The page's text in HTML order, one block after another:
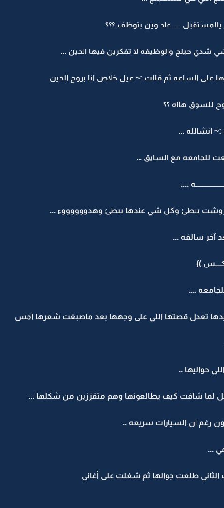
يالمستقبل .... عاد وين بتوظف ؟؟؟
شدي حيلج والوظيفه لا تفكرين فيها الحين ...
على الساعه ثم قالت :~ عيل خلاص انا بروح الحين
للسوق هااه ؟؟
انشالله ...
للجامعه مع السايق ...
....
ببطئ وكل شي عندها ببطئ وهدووووووء ...
آخر سالفه ...
إكــــس ))
....
تعدل قصتها اللي على وجهها بعد ماصبغت شعرها أمس
حواليها ..
لما شافت كيف يطالعونها وهم متقززين من شكلها ...
رغم ان السيارات سريعه ..
...
طلعت جوالها ثم شغلت على أغاني